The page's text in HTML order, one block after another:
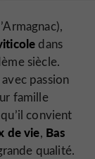
dans
siècle.
passion
famille
qu’il convient
de vie, Bas
qualité.